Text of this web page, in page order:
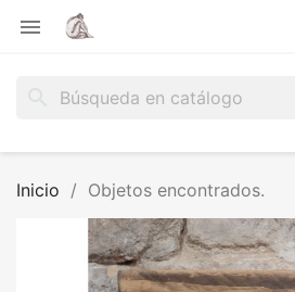

Inicio Objetos encontrados.